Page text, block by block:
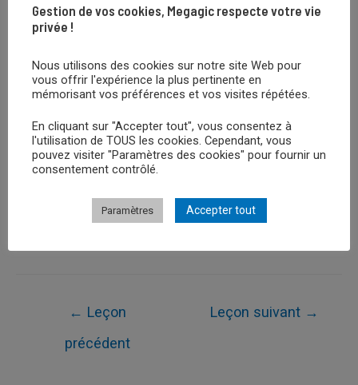
← Leçon
précédent
Leçon suivant →
Gestion de vos cookies, Megagic respecte votre vie
privée !
Nous utilisons des cookies sur notre site Web pour
vous offrir l'expérience la plus pertinente en
mémorisant vos préférences et vos visites répétées.
En cliquant sur "Accepter tout", vous consentez à
l'utilisation de TOUS les cookies. Cependant, vous
pouvez visiter "Paramètres des cookies" pour fournir un
consentement contrôlé.
Paramètres Accepter tout